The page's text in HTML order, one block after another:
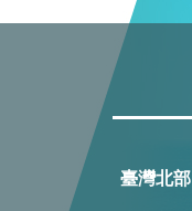
臺灣北部